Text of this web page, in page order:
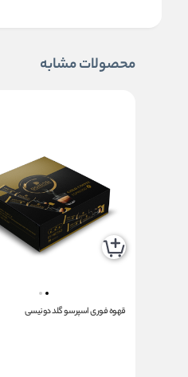
محصولات مشابه
قهوه فوری اسپرسو گلد دونیسی